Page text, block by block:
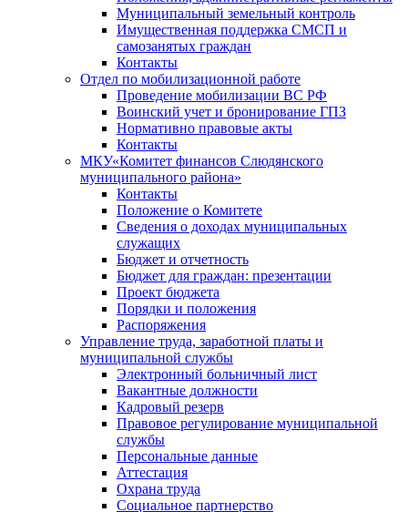
Муниципальный земельный контроль
Имущественная поддержка СМСП и
самозанятых граждан
Контакты
Отдел по мобилизационной работе
Проведение мобилизации ВС РФ
Воинский учет и бронирование ГПЗ
Нормативно правовые акты
Контакты
МКУ«Комитет финансов Слюдянского
муниципального района»
Контакты
Положение о Комитете
Сведения о доходах муниципальных
служащих
Бюджет и отчетность
Бюджет для граждан: презентации
Проект бюджета
Порядки и положения
Распоряжения
Управление труда, заработной платы и
муниципальной службы
Электронный больничный лист
Вакантные должности
Кадровый резерв
Правовое регулирование муниципальной
службы
Персональные данные
Аттестация
Охрана труда
Социальное партнерство